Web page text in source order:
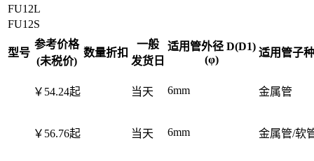
FU12L
FU12S
型号
参考价格
(未税价)
数量折扣
一般
发货日
适用管外径 D(D1)
(φ)
适用管子
￥54.24起 当天 6mm 金属管
￥56.76起 当天 6mm 金属管/软